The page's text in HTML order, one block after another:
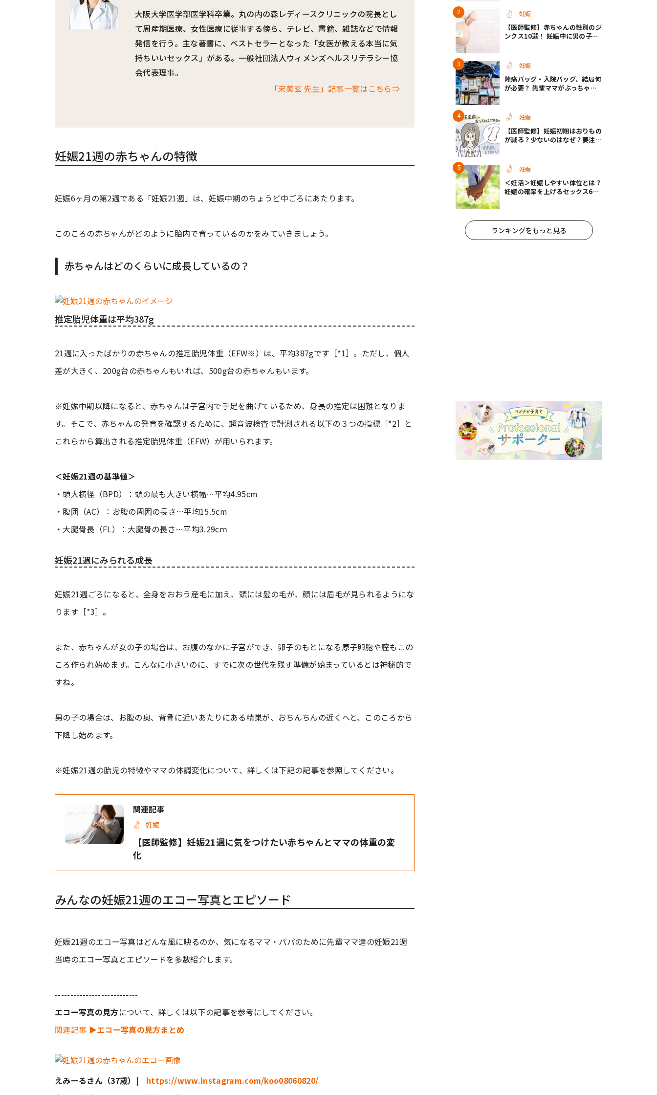
大阪大学医学部医学科卒業。丸の内の森レディースクリニックの院長とし
て周産期医療、女性医療に従事する傍ら、テレビ、書籍、雑誌などで情報
発信を行う。主な著書に、ベストセラーとなった「女医が教える本当に気
持ちいいセックス」がある。一般社団法人ウィメンズヘルスリテラシー協
会代表理事。
「宋美玄 先生」記事一覧はこちら⇒
妊娠21週の赤ちゃんの特徴
妊娠6ヶ月の第2週である「妊娠21週」は、妊娠中期のちょうど中ごろにあたります。
このころの赤ちゃんがどのように胎内で育っているのかをみていきましょう。
赤ちゃんはどのくらいに成長しているの？
推定胎児体重は平均387g
21週に入ったばかりの赤ちゃんの推定胎児体重（EFW※）は、平均387gです［*1］。ただし、個人
差が大きく、200g台の赤ちゃんもいれば、500g台の赤ちゃんもいます。
※妊娠中期以降になると、赤ちゃんは子宮内で手足を曲げているため、身長の推定は困難となりま
す。そこで、赤ちゃんの発育を確認するために、超音波検査で計測される以下の３つの指標［*2］と
これらから算出される推定胎児体重（EFW）が用いられます。
＜妊娠21週の基準値＞
・頭大横径（BPD）：頭の最も大きい横幅…平均4.95cm
・腹囲（AC）：お腹の周囲の長さ…平均15.5cm
・大腿骨長（FL）：大腿骨の長さ…平均3.29cｍ
妊娠21週にみられる成長
妊娠21週ごろになると、全身をおおう産毛に加え、頭には髪の毛が、顔には眉毛が見られるようにな
ります［*3］。
また、赤ちゃんが女の子の場合は、お腹のなかに子宮ができ、卵子のもとになる原子卵胞や腟もこの
ころ作られ始めます。こんなに小さいのに、すでに次の世代を残す準備が始まっているとは神秘的で
すね。
男の子の場合は、お腹の奥、背骨に近いあたりにある精巣が、おちんちんの近くへと、このころから
下降し始めます。
※妊娠21週の胎児の特徴やママの体調変化について、詳しくは下記の記事を参照してください。
関連記事
妊娠
【医師監修】妊娠21週に気をつけたい赤ちゃんとママの体重の変
化
みんなの妊娠21週のエコー写真とエピソード
妊娠21週のエコー写真はどんな風に映るのか、気になるママ・パパのために先輩ママ達の妊娠21週
当時のエコー写真とエピソードを多数紹介します。
---------------------------
エコー写真の見方について、詳しくは以下の記事を参考にしてください。
関連記事 ▶︎エコー写真の見方まとめ
えみーるさん（37歳）| https://www.instagram.com/koo08060820/
妊娠
【医師監修】赤ちゃんの性別のジ
ンクス10選！ 妊娠中に男の子・
妊娠
陣痛バッグ・入院バッグ、結局何
が必要？ 先輩ママがぶっちゃけ
妊娠
【医師監修】妊娠初期はおりもの
が減る？少ないのはなぜ？要注意
妊娠
＜妊活＞妊娠しやすい体位とは？
妊娠の確率を上げるセックス6つ
ランキングをもっと見る